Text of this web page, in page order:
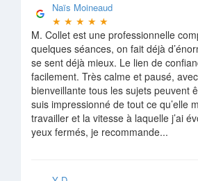
Naïs Moineaud
★ ★ ★ ★ ★
M. Collet est une professionnelle
quelques séances, on fait déjà
se sent déjà mieux. Le lien de
facilement. Très calme et pausé,
bienveillante tous les sujets peuvent
suis impressionné de tout ce qu’elle
travailler et la vitesse à laquelle j’ai
yeux fermés, je recommande...